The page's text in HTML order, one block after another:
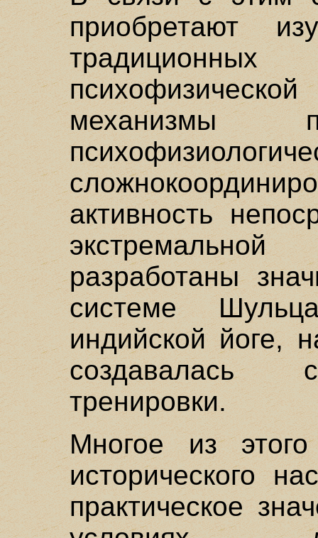
приобретают
традиционных
механизмы
активность
разработаны
системе
индийской йоге,
создавалась
тренировки.
Многое из этого
исторического
практическое